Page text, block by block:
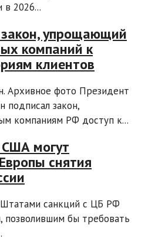
в 2026...
упрощающий
компаний к
клиентов
Архивное фото Президент
подписал закон,
компаниям РФ доступ к...
могут
снятия
санкций с ЦБ РФ
позволившим бы требовать